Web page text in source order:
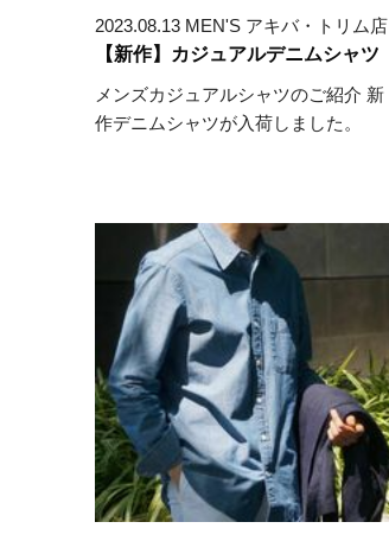
2023.08.13 MEN'S アキバ・トリム店
【新作】カジュアルデニムシャツ
メンズカジュアルシャツのご紹介 新
作デニムシャツが入荷しました。